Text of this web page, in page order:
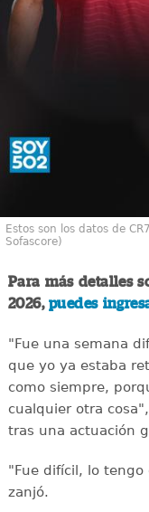
Estos son los datos de
Sofascore)
Para más detalles
2026,puedes
"Fue una semana
que yo ya estaba
como siempre,
cualquier otra
tras una actuación
"Fue difícil, lo
zanjó.